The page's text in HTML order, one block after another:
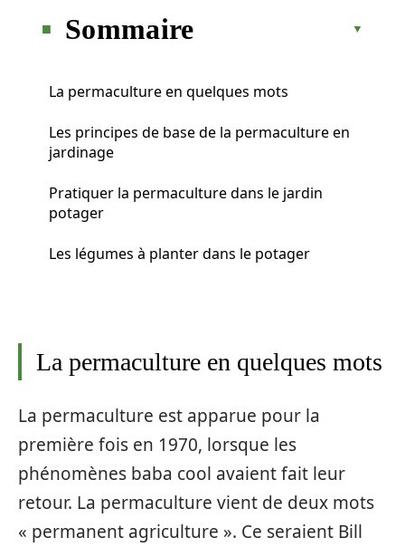
Sommaire
La permaculture en quelques mots
Les principes de base de la permaculture en
jardinage
Pratiquer la permaculture dans le jardin
potager
Les légumes à planter dans le potager
La permaculture en quelques mots
La permaculture est apparue pour la
première fois en 1970, lorsque les
phénomènes baba cool avaient fait leur
retour. La permaculture vient de deux mots
« permanent agriculture ». Ce seraient Bill